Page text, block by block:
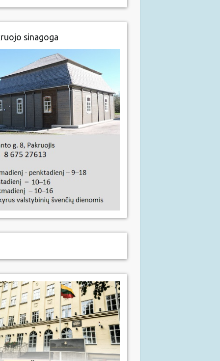
sinagoga